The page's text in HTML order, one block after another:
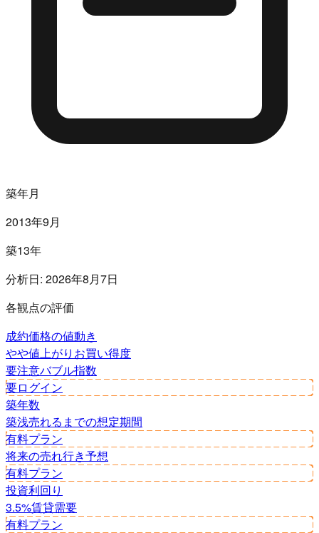
築年月
2013年9月
築13年
分析日: 2026年8月7日
各観点の評価
成約価格の値動き
やや値上がり お買い得度
要注意バブル指数
要ログイン
築年数
築浅売れるまでの想定期間
有料プラン
将来の売れ行き予想
有料プラン
投資利回り
3.5%賃貸需要
有料プラン